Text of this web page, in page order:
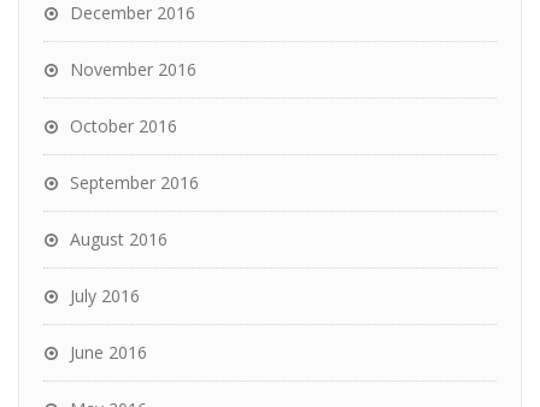
December 2016
November 2016
October 2016
September 2016
August 2016
July 2016
June 2016